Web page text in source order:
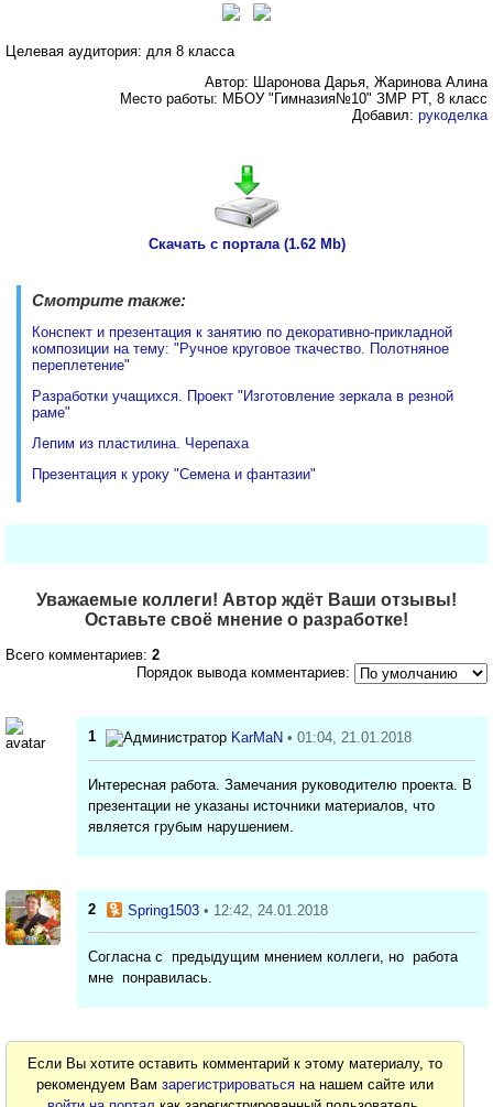
Целевая аудитория: для 8 класса
Автор: Шаронова Дарья, Жаринова Алина
Место работы: МБОУ "Гимназия№10" ЗМР РТ, 8 класс
Добавил: рукоделка
Скачать с портала (1.62 Mb)
Смотрите также:
Конспект и презентация к занятию по декоративно-прикладной
композиции на тему: "Ручное круговое ткачество. Полотняное
переплетение"
Разработки учащихся. Проект "Изготовление зеркала в резной
раме"
Лепим из пластилина. Черепаха
Презентация к уроку "Семена и фантазии"
Уважаемые коллеги! Автор ждёт Ваши отзывы!
Оставьте своё мнение о разработке!
Всего комментариев: 2
Порядок вывода комментариев:
1 KarMaN • 01:04, 21.01.2018
Интересная работа. Замечания руководителю проекта. В
презентации не указаны источники материалов, что
является грубым нарушением.
2 Spring1503 • 12:42, 24.01.2018
Согласна с предыдущим мнением коллеги, но работа
мне понравилась.
Если Вы хотите оставить комментарий к этому материалу, то
рекомендуем Вамзарегистрироваться на нашем сайте или